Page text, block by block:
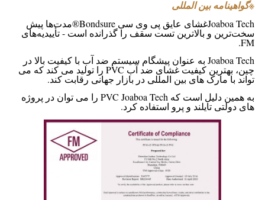
گواهینامه بین المللی
Joaboa Techغشای عایق پی وی سی Bondsure® مدت‌ها پیش
سخت‌ترین و بالاترین تست سقف را گذرانده است - تأییدیه‌های
FM.
Joaboa Tech به عنوان پیشگام سیستم ضد آب با کیفیت بالا در
چین، بهترین کیفیت غشای ضد آب PVC را تولید می کند که می
تواند با مارک های بین المللی در بازار جهانی رقابت کند.
به همین دلیل است که PVC Joaboa Tech را می توان در پروژه
های دولتی تایلند و پرو استفاده کرد.